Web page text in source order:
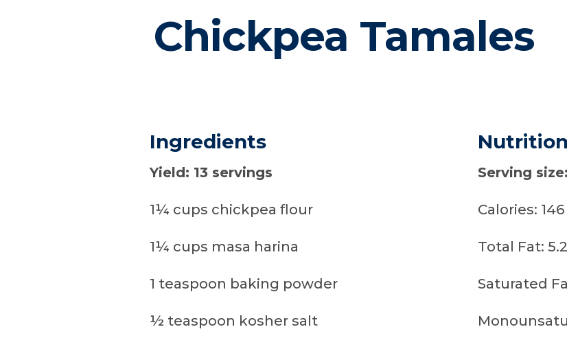
Chickpea Tamales
Ingredients
Yield: 13 servings
1¼ cups chickpea flour
1¼ cups masa harina
1 teaspoon baking powder
½ teaspoon kosher salt
Serving
Calories: 146
Total Fat:
Saturated